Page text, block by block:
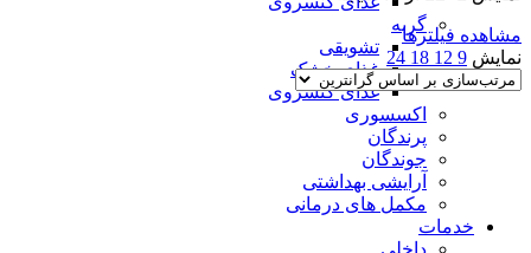
گربه
تشویقی
غذای خشک
غذای کنسروی
اکسسوری
پرندگان
جوندگان
آرایشی بهداشتی
مکمل های درمانی
خدمات
داخلی
مشاهده فیلترها
نمایش 9
12
18
24